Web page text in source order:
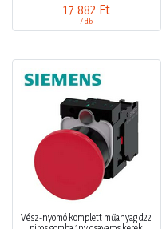
17 882 Ft
/ db
Vész-nyomó komplett műanyag d22